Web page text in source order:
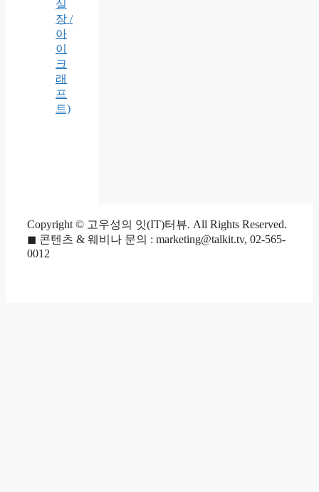
실
장 /
아
이
크
래
프
트)
Copyright © 고우성의 잇(IT)터뷰. All Rights Reserved.
◼ 콘텐츠 & 웨비나 문의 : marketing@talkit.tv, 02-565-
0012